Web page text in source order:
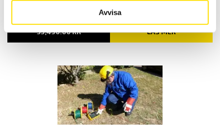
Avvisa
hur jordtaget uppför sig i händelse av ett blixtnedslag där upp till 70
% av energin finns i frekvensområdet upp till 5000 Hz.
55,490.00KR LÄS MER